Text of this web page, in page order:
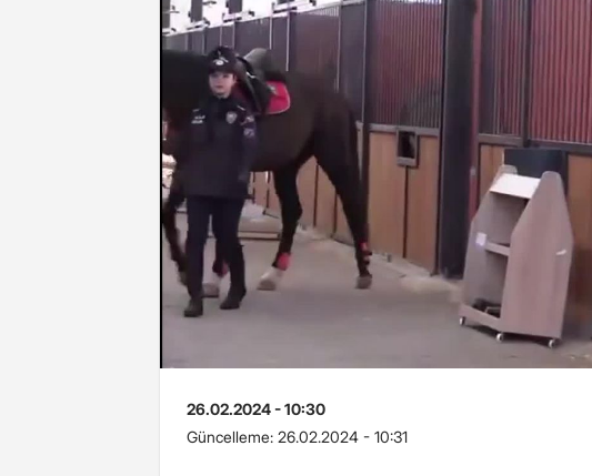
26.02.2024 - 10:30
Güncelleme: 26.02.2024 - 10:31